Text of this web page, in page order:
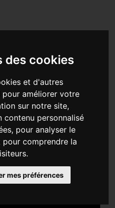
des cookies
et d'autres
améliorer votre
sur notre site,
contenu personnalisé
pour analyser le
comprendre la
mes préférences
| Chine
par la guerre, une
le chemin d’un
ensemble, ils devront
de la survie et de la